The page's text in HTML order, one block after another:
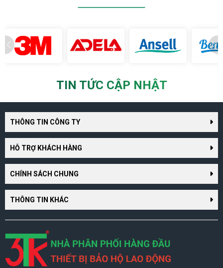
TIN TỨC CẬP NHẬT
THÔNG TIN CÔNG TY
HỖ TRỢ KHÁCH HÀNG
CHÍNH SÁCH CHUNG
THÔNG TIN KHÁC